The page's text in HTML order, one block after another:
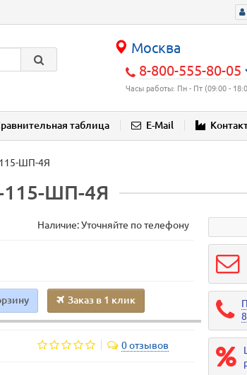
Москва
8-800-555-80-05
Часы работы: Пн - Пт (09:00 -
таблица E-Mail
ШП-4Я
115-ШП-4Я
Наличие: Уточняйте по телефону
Заказ в 1 клик
0 отзывов